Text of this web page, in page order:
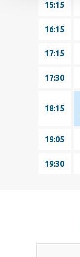
15:15
16:15
17:15
17:30
18:15
19:05
19:30
15:15
16:15
17:15
17:30
18:15
19:05
19:30